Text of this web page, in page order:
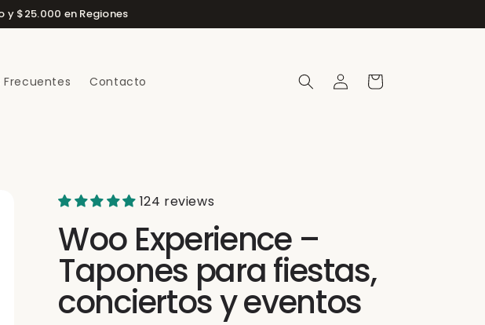
y $25.000 en Regiones
Frecuentes Contacto
Iniciar
sesión
Carrito
124 reviews
Woo Experience –
Tapones para fiestas,
conciertos y eventos